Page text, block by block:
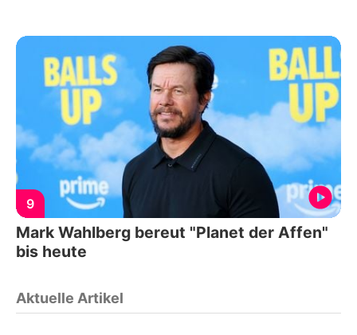
9
Mark Wahlberg bereut "Planet der Affen"
bis heute
Aktuelle Artikel